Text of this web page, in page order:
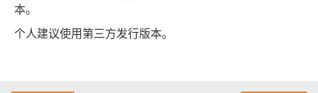
本。
个人建议使用第三方发行版本。